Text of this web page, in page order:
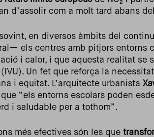
d’assolir com a molt tard abans
en diversos àmbits del
els centres amb pitjors entorns
i calor, i que aquesta realitat se
Un fet que reforça la
i equitat. L’arquitecte urbanista
“els entorns escolars poden
i saludable per a tothom”.
més efectives són les que